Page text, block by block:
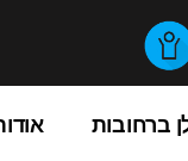
ברחובות